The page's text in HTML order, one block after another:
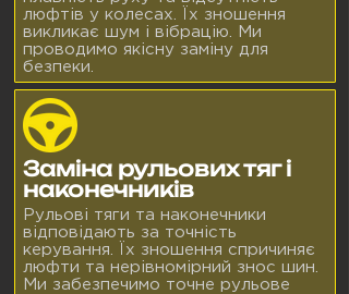
люфтів у колесах. Їх зношення
викликає шум і вібрацію. Ми
проводимо якісну заміну для
безпеки.
Заміна рульових тяг і
наконечників
Рульові тяги та наконечники
відповідають за точність
керування. Їх зношення спричиняє
люфти та нерівномірний знос шин.
Ми забезпечимо точне рульове